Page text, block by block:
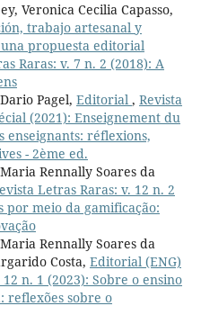
Veronica Cecilia Capasso,
trabajo artesanal y
propuesta editorial
Raras: v. 7 n. 2 (2018): A
Pagel, Editorial , Revista
(2021): Enseignement du
enseignants: réflexions,
- 2ème ed.
Rennally Soares da
Letras Raras: v. 12 n. 2
por meio da gamificação:
Rennally Soares da
Costa, Editorial (ENG)
n. 1 (2023): Sobre o ensino
reflexões sobre o